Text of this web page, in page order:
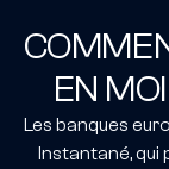
EN
Les banques
Instantané, qui